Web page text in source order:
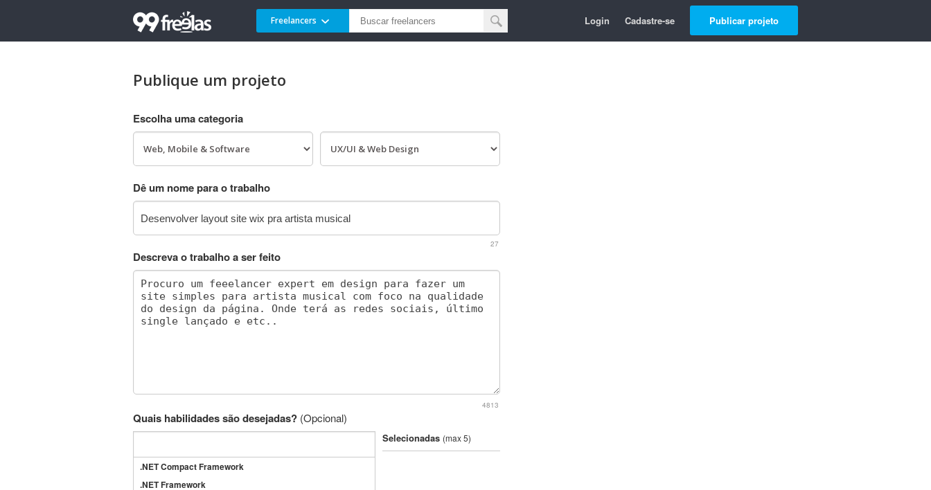
Freelancers Login Cadastre-se Publicar projeto
Publique um projeto
Escolha uma categoria
Dê um nome para o trabalho
27
Descreva o trabalho a ser feito
4813
Quais habilidades são desejadas? (Opcional)
.NET Compact Framework
.NET Framework
Selecionadas (max 5)